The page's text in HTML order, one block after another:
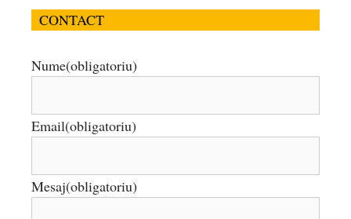
CONTACT
Nume(obligatoriu)
Email(obligatoriu)
Mesaj(obligatoriu)